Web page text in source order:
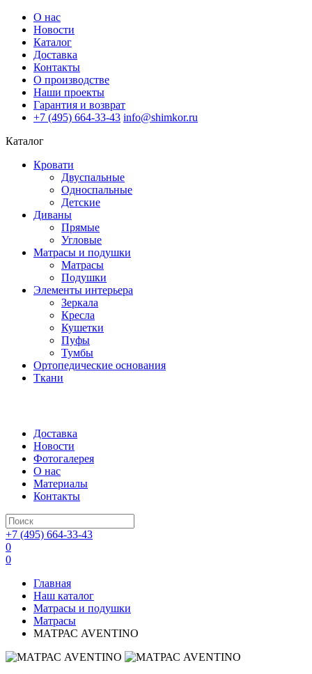
О нас
Новости
Каталог
Доставка
Контакты
О производстве
Наши проекты
Гарантия и возврат
+7 (495) 664-33-43 info@shimkor.ru
Каталог
Кровати
Двуспальные
Односпальные
Детские
Диваны
Прямые
Угловые
Матрасы и подушки
Матрасы
Подушки
Элементы интерьера
Зеркала
Кресла
Кушетки
Пуфы
Тумбы
Ортопедические основания
Ткани
Доставка
Новости
Фотогалерея
О нас
Материалы
Контакты
+7 (495) 664-33-43
0
0
Главная
Наш каталог
Матрасы и подушки
Матрасы
МАТРАС AVENTINO